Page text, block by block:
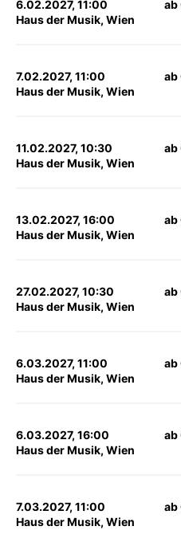
6.02.2027, 11:00
Haus der Musik, Wien
ab
7.02.2027, 11:00
Haus der Musik, Wien
ab
11.02.2027, 10:30
Haus der Musik, Wien
ab
13.02.2027, 16:00
Haus der Musik, Wien
ab
27.02.2027, 10:30
Haus der Musik, Wien
ab
6.03.2027, 11:00
Haus der Musik, Wien
ab
6.03.2027, 16:00
Haus der Musik, Wien
ab
7.03.2027, 11:00
Haus der Musik, Wien
ab